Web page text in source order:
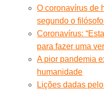
O coronavírus de
segundo o
Coronavírus:
para fazer uma
A pior pandemia
humanidade
Lições dadas